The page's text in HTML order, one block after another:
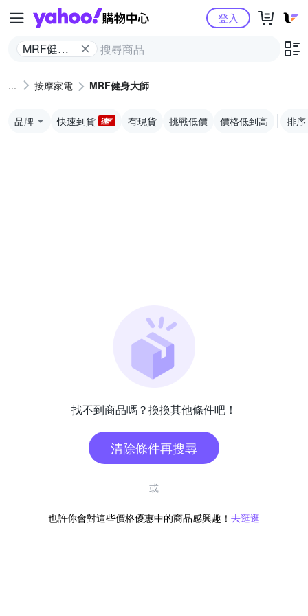
Yahoo購物中心
MRF健身
登入
按摩家電 MRF健身大師
品牌 快速到貨 有現貨 挑戰低價 價格低到高 排序
找不到商品嗎？換換其他條件吧！
清除條件再搜尋
或
也許你會對這些價格優惠中的商品感興趣！ 去逛逛